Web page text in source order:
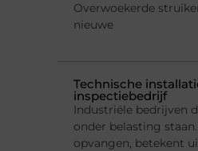
Overwoekerde
nieuwe
Technische
inspectiebedrijf
Industriële bedrijven
onder belasting
opvangen, betekent